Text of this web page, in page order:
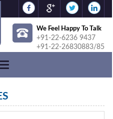
We Feel Happy To Talk
+91-22-6236 9437
+91-22-26830883/85
Toggle